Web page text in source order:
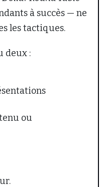
à succès — ne
les tactiques.
deux :
ou